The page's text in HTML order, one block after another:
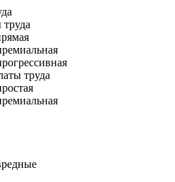
труда